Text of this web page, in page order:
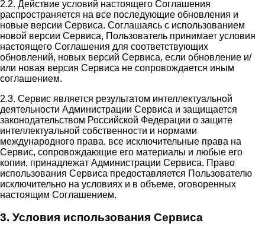
2.2. Действие условий настоящего Соглашения
распространяется на все последующие обновления и
новые версии Сервиса. Соглашаясь с использованием
новой версии Сервиса, Пользователь принимает условия
настоящего Соглашения для соответствующих
обновлений, новых версий Сервиса, если обновление и/
или новая версия Сервиса не сопровождается иным
соглашением.
2.3. Сервис является результатом интеллектуальной
деятельности Администрации Сервиса и защищается
законодательством Российской Федерации о защите
интеллектуальной собственности и нормами
международного права, все исключительные права на
Сервис, сопровождающие его материалы и любые его
копии, принадлежат Администрации Сервиса. Право
использования Сервиса предоставляется Пользователю
исключительно на условиях и в объеме, оговоренных
настоящим Соглашением.
3. Условия использования Сервиса